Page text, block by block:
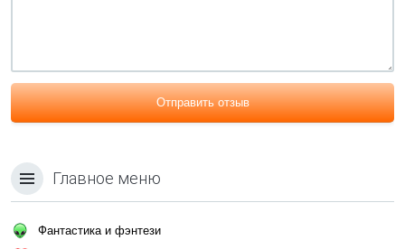
Отправить отзыв
Главное меню
Фантастика и фэнтези